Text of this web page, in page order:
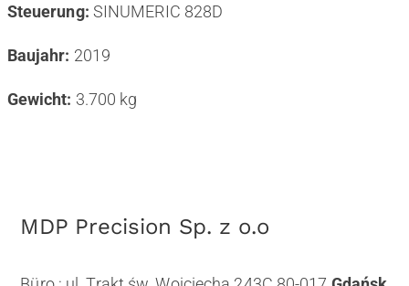
Steuerung: SINUMERIC 828D
Baujahr: 2019
Gewicht: 3.700 kg
MDP Precision Sp. z o.o